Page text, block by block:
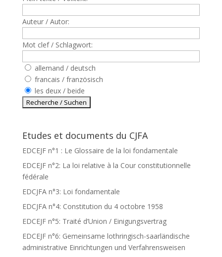
Auteur / Autor:
Mot clef / Schlagwort:
allemand / deutsch
francais / französisch
les deux / beide
Etudes et documents du CJFA
EDCEJF n°1 : Le Glossaire de la loi fondamentale
EDCEJF n°2: La loi relative à la Cour constitutionnelle
fédérale
EDCJFA n°3: Loi fondamentale
EDCJFA n°4: Constitution du 4 octobre 1958
EDCEJF n°5: Traité d’Union / Einigungsvertrag
EDCEJF n°6: Gemeinsame lothringisch-saarländische
administrative Einrichtungen und Verfahrensweisen